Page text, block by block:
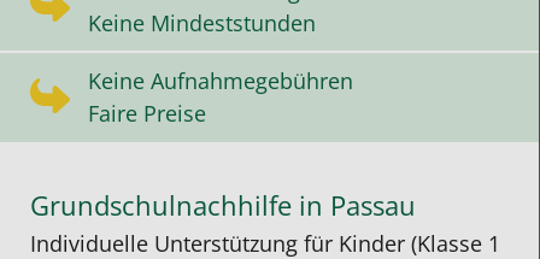
Keine Mindeststunden
Keine Aufnahmegebühren
Faire Preise
Grundschulnachhilfe in Passau
Individuelle Unterstützung für Kinder (Klasse 1